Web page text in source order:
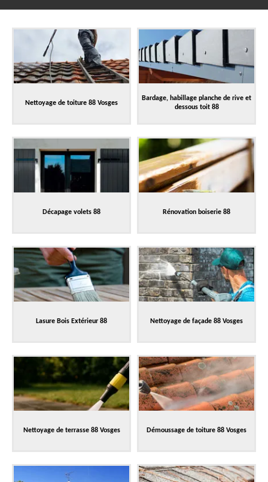
Nettoyage de toiture 88 Vosges
Bardage, habillage planche de rive et
dessous toit 88
Décapage volets 88 Rénovation boiserie 88
Lasure Bois Extérieur 88 Nettoyage de façade 88 Vosges
Nettoyage de terrasse 88 Vosges Démoussage de toiture 88 Vosges